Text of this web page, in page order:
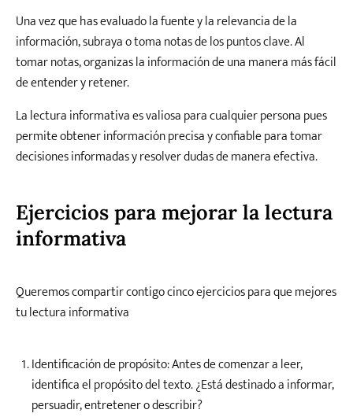
Una vez que has evaluado la fuente y la relevancia de la
información, subraya o toma notas de los puntos clave. Al
tomar notas, organizas la información de una manera más fácil
de entender y retener.
La lectura informativa es valiosa para cualquier persona pues
permite obtener información precisa y confiable para tomar
decisiones informadas y resolver dudas de manera efectiva.
Ejercicios para mejorar la lectura
informativa
Queremos compartir contigo cinco ejercicios para que mejores
tu lectura informativa
Identificación de propósito: Antes de comenzar a leer,
identifica el propósito del texto. ¿Está destinado a informar,
persuadir, entretener o describir?